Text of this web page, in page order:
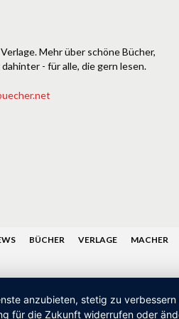
Mehr über schöne Bücher,
- für alle, die gern lesen.
BÜCHER VERLAGE MACHER
anzubieten, stetig zu
für die Zukunft widerrufen oder